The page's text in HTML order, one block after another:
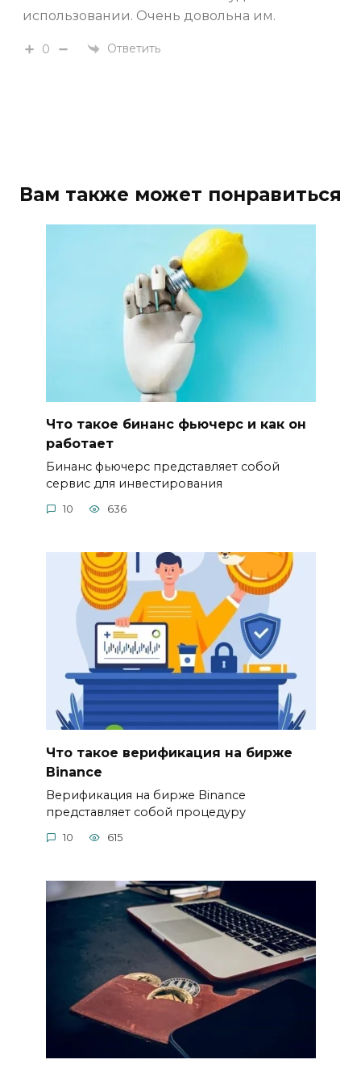
использовании. Очень довольна им.
0 Ответить
Вам также может понравиться
Что такое бинанс фьючерс и как он
работает
Бинанс фьючерс представляет собой
сервис для инвестирования
10 636
Что такое верификация на бирже
Binance
Верификация на бирже Binance
представляет собой процедуру
10 615